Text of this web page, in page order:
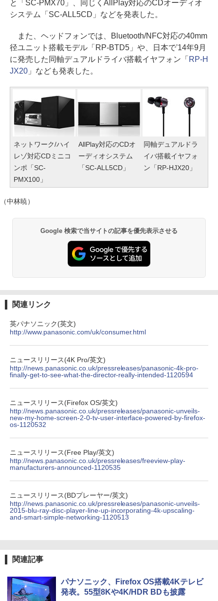
と「SC-PMX70」、同じくAllPlay対応のCDオーディオ
システム「SC-ALL5CD」などを発表した。
また、ヘッドフォンでは、Bluetooth/NFC対応の40mm
径ユニット搭載モデル「RP-BTD5」や、日本で'14年9月
に発売した同軸デュアルドライバ搭載イヤフォン「 RP-H
JX20」なども発表した。
ネットワーク/ハイ
レゾ対応CDミニコ
ンポ「SC-
PMX100」
AllPlay対応のCDオ
ーディオシステム
「SC-ALL5CD」
同軸デュアルドラ
イバ搭載イヤフォ
ン「RP-HJX20」
（中林暁）
Google 検索で当サイトの記事を優先表示させる
関連リンク
英パナソニック(英文)
http://www.panasonic.com/uk/consumer.html
ニュースリリース(4K Pro/英文)
http://news.panasonic.co.uk/pressreleases/panasonic-4k-pro-
finally-get-to-see-what-the-director-really-intended-1120594
ニュースリリース(Firefox OS/英文)
http://news.panasonic.co.uk/pressreleases/panasonic-unveils-
new-my-home-screen-2-0-tv-user-interface-powered-by-firefox-
os-1120532
ニュースリリース(Free Play/英文)
http://news.panasonic.co.uk/pressreleases/freeview-play-
manufacturers-announced-1120535
ニュースリリース(BDプレーヤー/英文)
http://news.panasonic.co.uk/pressreleases/panasonic-unveils-
2015-blu-ray-disc-player-line-up-incorporating-4k-upscaling-
and-smart-simple-networking-1120513
関連記事
パナソニック、Firefox OS搭載4Kテレビ
発表。55型8Kや4K/HDR BDも披露